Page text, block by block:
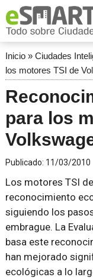
Inicio» Ciudades
los motores TSI de
para los
Publicado: 11/03/2010
Los motores TSI
reconocimiento
siguiendo los
embrague. La
basa este
han mejorado
ecológicas a lo